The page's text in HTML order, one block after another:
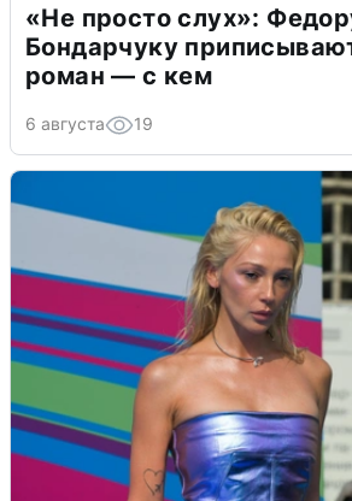
«Не просто слух»:
Бондарчуку
роман — с кем
6 августа 19